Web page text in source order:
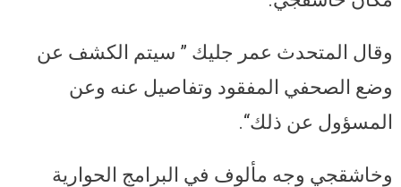
وقال المتحدث عمر جليك ” سيتم الكشف عن
وضع الصحفي المفقود وتفاصيل عنه وعن
المسؤول عن ذلك“.
وخاشقجي وجه مألوف في البرامج الحوارية